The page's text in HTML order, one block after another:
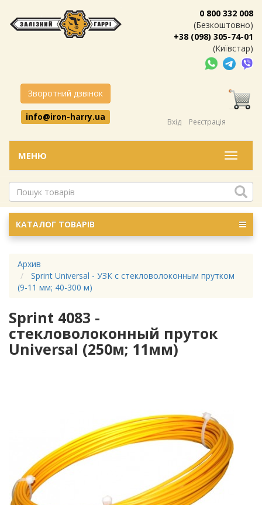
0 800 332 008
(Безкоштовно)
+38 (098) 305-74-01
(Київстар)
Зворотний дзвінок
info@iron-harry.ua
Вхід Реєстрація
Меню
МЕНЮ
КАТАЛОГ ТОВАРІВ
Архив
Sprint Universal - УЗК с стекловолоконным прутком
(9-11 мм; 40-300 м)
Sprint 4083 -
стекловолоконный пруток
Universal (250м; 11мм)